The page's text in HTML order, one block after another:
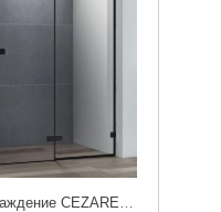
Душевое ограждение CEZARES BELLAGIO-AH-1-120/100-C-NERO